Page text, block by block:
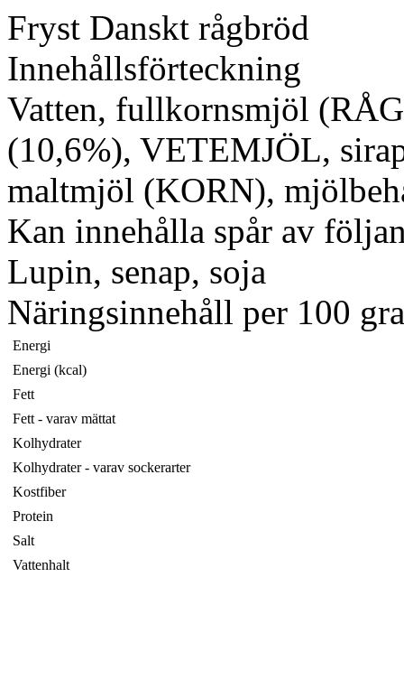
Fryst Danskt rågbröd
Innehållsförteckning
Vatten, fullkornsmjöl
(10,6%), VETEMJÖL,
maltmjöl (KORN),
Kan innehålla spår av
Lupin, senap, soja
Näringsinnehåll per 100
Energi
Energi (kcal)
Fett
Fett - varav mättat
Kolhydrater
Kolhydrater - varav sockerarter
Kostfiber
Protein
Salt
Vattenhalt